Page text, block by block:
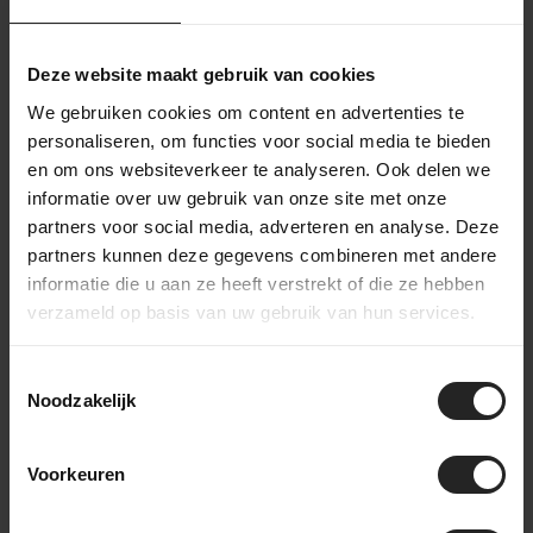
Deze website maakt gebruik van cookies
We gebruiken cookies om content en advertenties te
personaliseren, om functies voor social media te bieden
en om ons websiteverkeer te analyseren. Ook delen we
informatie over uw gebruik van onze site met onze
partners voor social media, adverteren en analyse. Deze
partners kunnen deze gegevens combineren met andere
informatie die u aan ze heeft verstrekt of die ze hebben
verzameld op basis van uw gebruik van hun services.
Noodzakelijk
Voorkeuren
gekozen producten. Zodra alles gereed is,
Daarna wordt je bestelling zorgvuldig verpakt en
de levering te volgen. Heb je gekozen voor een
custom build? Dan houden we je op de hoogte van
het opbouwproces, van frameselectie tot
afmontage, zodat je precies weet wanneer je
unieke fiets klaar is
Achter de schermen bij BikeSuperior
Na je bestelling verzamelt ons magazijnteam alle benodigde